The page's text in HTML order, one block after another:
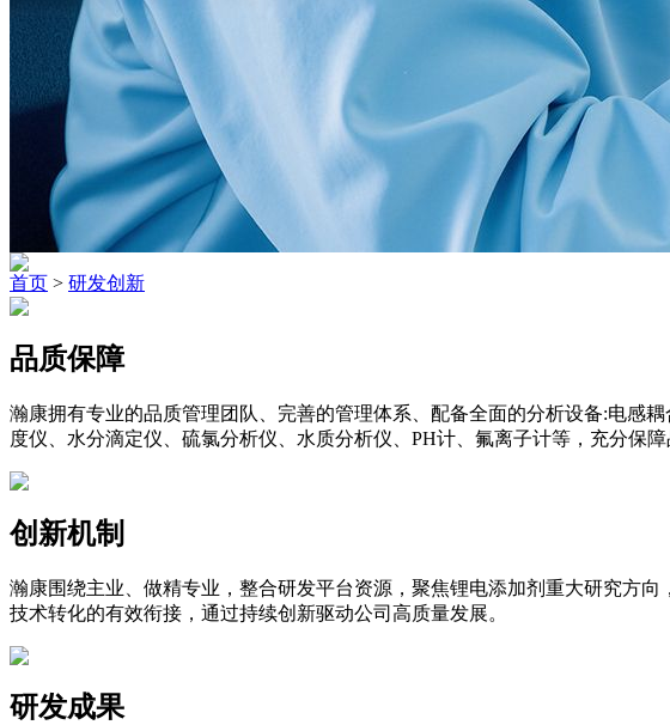
首页 > 研发创新
品质保障
瀚康拥有专业的品质管理团队、完善的管理体系、配备全面的分析设备:电感
度仪、水分滴定仪、硫氯分析仪、水质分析仪、PH计、氟离子计等，充分保障
创新机制
瀚康围绕主业、做精专业，整合研发平台资源，聚焦锂电添加剂重大研究方
技术转化的有效衔接，通过持续创新驱动公司高质量发展。
研发成果